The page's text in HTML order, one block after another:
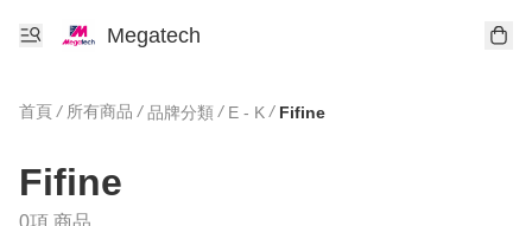
Megatech
首頁 / 所有商品 / 品牌分類 / E - K / Fifine
Fifine
0項 商品